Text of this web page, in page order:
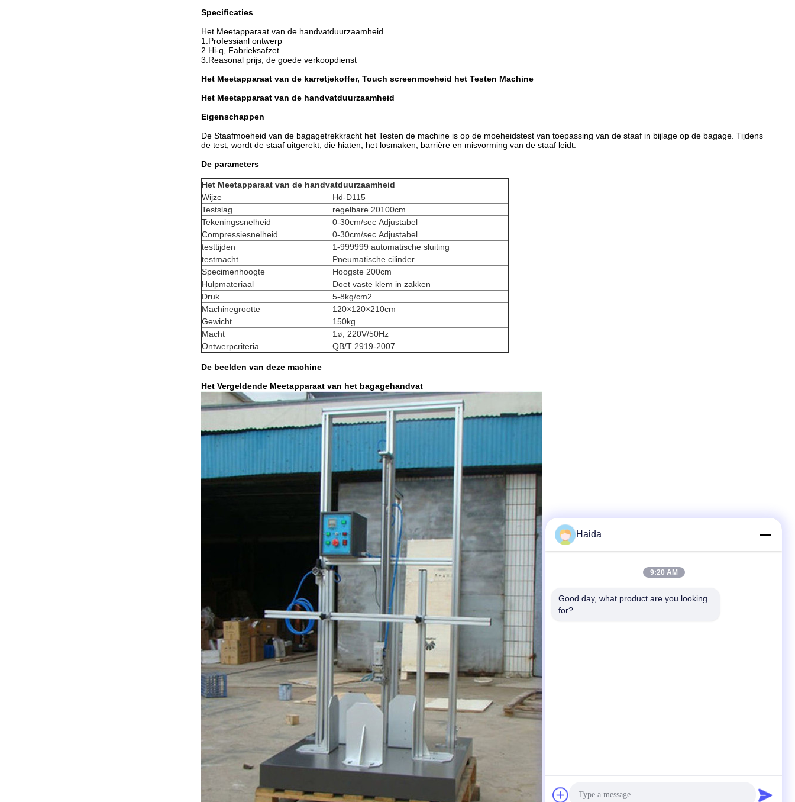
Specificaties
Het Meetapparaat van de handvatduurzaamheid
1.Professianl ontwerp
2.Hi-q, Fabrieksafzet
3.Reasonal prijs, de goede verkoopdienst
Het Meetapparaat van de karretjekoffer, Touch screenmoeheid het Testen Machine
Het Meetapparaat van de handvatduurzaamheid
Eigenschappen
De Staafmoeheid van de bagagetrekkracht het Testen de machine is op de moeheidstest van toepassing van de staaf in bijlage op de bagage. Tijdens
de test, wordt de staaf uitgerekt, die hiaten, het losmaken, barrière en misvorming van de staaf leidt.
De parameters
Het Meetapparaat van de handvatduurzaamheid
Wijze
Hd-D115
Testslag
regelbare 20100cm
Tekeningssnelheid
0-30cm/sec Adjustabel
Compressiesnelheid
0-30cm/sec Adjustabel
testtijden
1-999999 automatische sluiting
testmacht
Pneumatische cilinder
Specimenhoogte
Hoogste 200cm
Hulpmateriaal
Doet vaste klem in zakken
Druk
5-8kg/cm2
Machinegrootte
120×120×210cm
Gewicht
150kg
Macht
1ø, 220V/50Hz
Ontwerpcriteria
QB/T 2919-2007
De beelden van deze machine
Het Vergeldende Meetapparaat van het bagagehandvat
Haida
9:20 AM
Good day, what product are you looking
for?